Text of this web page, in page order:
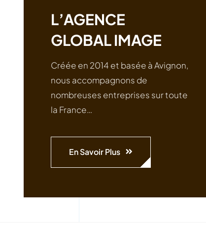
L’AGENCE
GLOBAL IMAGE
Créée en 2014 et basée à Avignon,
nous accompagnons de
nombreuses entreprises sur toute
la France…
En Savoir Plus